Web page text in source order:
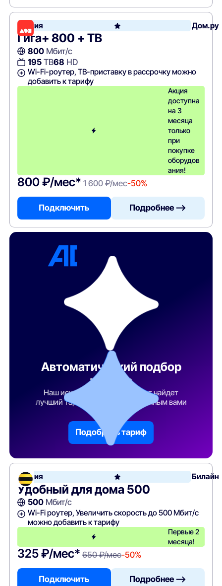
Акция Дом.ру
Гига+ 800 + ТВ
800Мбит/с
195ТВ68 HD
Wi-Fi-роутер, ТВ-приставку в рассрочку можно
добавить к тарифу
Акция
доступна
на 3
месяца
только
при
покупке
оборудов
ания!
800 ₽/мес* 1 600 ₽/мес-50%
Подключить Подробнее —>
Автоматический подбор
тарифа
Наш искусственный интеллект найдет
лучший тарифный план по указанным вами
Подобрать тариф
Акция Билайн
Удобный для дома 500
500Мбит/с
Wi-Fi роутер, Увеличить скорость до 500 Мбит/с
можно добавить к тарифу
Первые 2
месяца!
325 ₽/мес* 650 ₽/мес-50%
Подключить Подробнее —>